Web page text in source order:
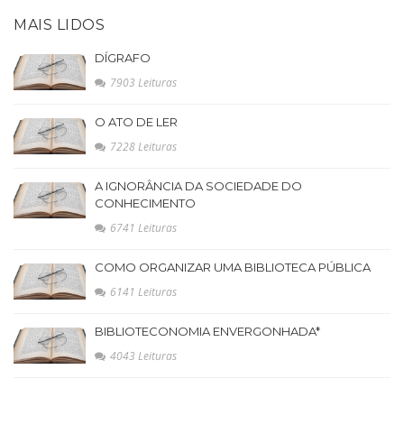
MAIS LIDOS
DÍGRAFO
7903 Leituras
O ATO DE LER
7228 Leituras
A IGNORÂNCIA DA SOCIEDADE DO
CONHECIMENTO
6741 Leituras
COMO ORGANIZAR UMA BIBLIOTECA PÚBLICA
6141 Leituras
BIBLIOTECONOMIA ENVERGONHADA*
4043 Leituras